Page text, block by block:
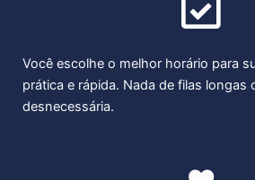
Você escolhe o melhor horário para
prática e rápida. Nada de filas longas
desnecessária.